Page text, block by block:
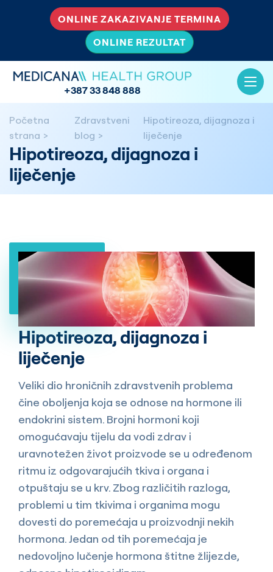
ONLINE ZAKAZIVANJE TERMINA
ONLINE REZULTAT
+387 33 848 888
Početna
strana
Zdravstveni
blog
Hipotireoza, dijagnoza i
liječenje
Hipotireoza, dijagnoza i
liječenje
Hipotireoza, dijagnoza i
liječenje
Veliki dio hroničnih zdravstvenih problema
čine oboljenja koja se odnose na hormone ili
endokrini sistem. Brojni hormoni koji
omogućavaju tijelu da vodi zdrav i
uravnotežen život proizvode se u određenom
ritmu iz odgovarajućih tkiva i organa i
otpuštaju se u krv. Zbog različitih razloga,
problemi u tim tkivima i organima mogu
dovesti do poremećaja u proizvodnji nekih
hormona. Jedan od tih poremećaja je
nedovoljno lučenje hormona štitne žlijezde,